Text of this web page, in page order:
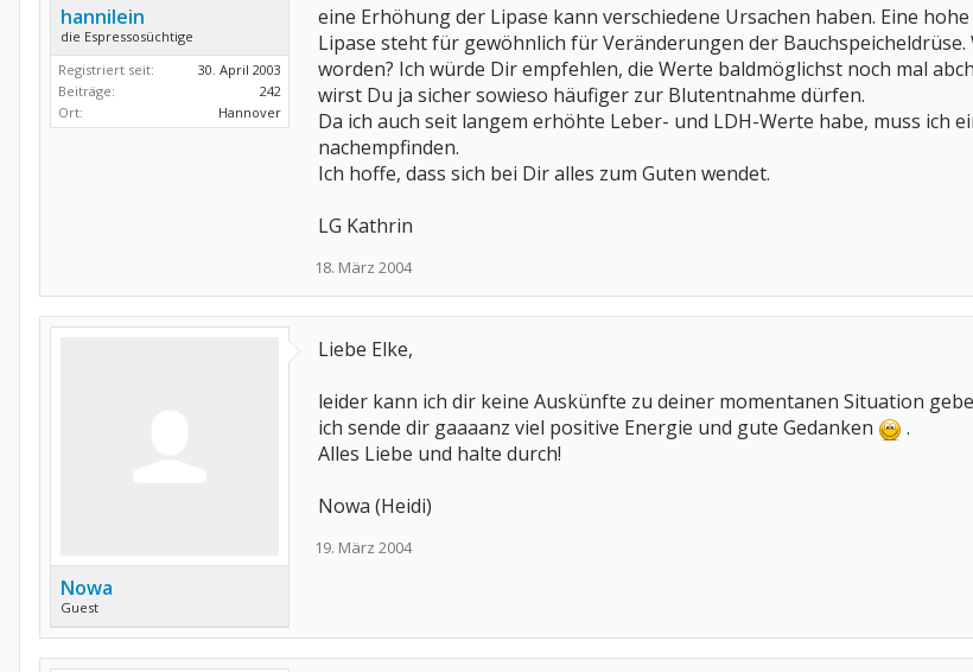
hannilein
die Espressosüchtige
Registriert seit:
30. April 2003
Beiträge:
242
Ort:
Hannover
eine Erhöhung der Lipase kann verschiedene Ursachen haben. Eine
Lipase steht für gewöhnlich für Veränderungen der
worden? Ich würde Dir empfehlen, die Werte baldmöglichst noch mal
wirst Du ja sicher sowieso häufiger zur Blutentnahme dürfen.
Da ich auch seit langem erhöhte Leber- und LDH-Werte habe, muss ich
nachempfinden.
Ich hoffe, dass sich bei Dir alles zum Guten wendet.
LG Kathrin
18. März 2004
Nowa
Guest
Liebe Elke,
leider kann ich dir keine Auskünfte zu deiner momentanen Situation
ich sende dir gaaaanz viel positive Energie und gute Gedanken
.
Alles Liebe und halte durch!
Nowa (Heidi)
19. März 2004